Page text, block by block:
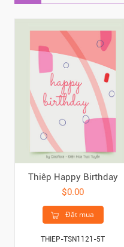
Thiêp Happy Birthday
$0.00
Đặt mua
THIEP-TSN1121-5T